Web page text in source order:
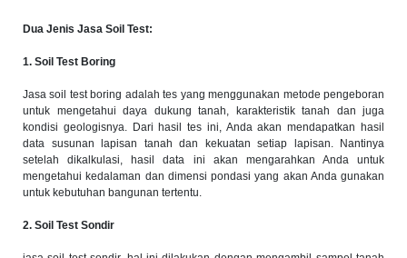
Dua Jenis Jasa Soil Test:
1. Soil Test Boring
Jasa soil test boring adalah tes yang menggunakan metode pengeboran
untuk mengetahui daya dukung tanah, karakteristik tanah dan juga
kondisi geologisnya. Dari hasil tes ini, Anda akan mendapatkan hasil
data susunan lapisan tanah dan kekuatan setiap lapisan. Nantinya
setelah dikalkulasi, hasil data ini akan mengarahkan Anda untuk
mengetahui kedalaman dan dimensi pondasi yang akan Anda gunakan
untuk kebutuhan bangunan tertentu.
2. Soil Test Sondir